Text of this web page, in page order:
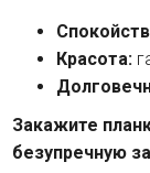
Красота:
Закажите
безупречную